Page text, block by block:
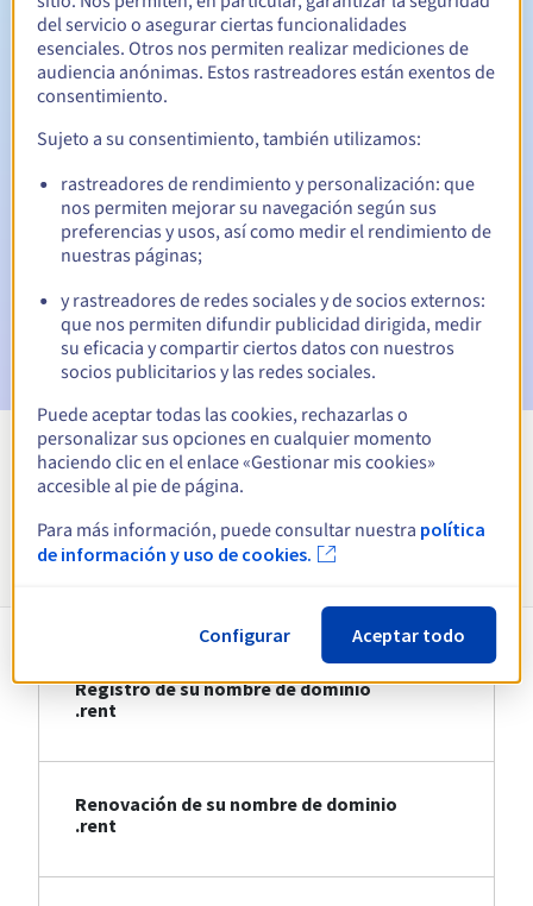
Período de redención 30 días
Notificaciones automáticas:
Emails de aviso:60, 30, 15, 7 y 3 días antes de la fecha de
vencimiento
Email el día del vencimiento
del nombre de dominio
Email tras el Redemption Grace Periodpara notificar la
eliminación del nombre de dominio
Ver todas las extensiones
Información sobre .rent
Registro de su nombre de dominio
.rent
Renovación de su nombre de dominio
.rent
del servicio o asegurar ciertas funcionalidades
esenciales. Otros nos permiten realizar mediciones de
audiencia anónimas. Estos rastreadores están exentos de
consentimiento.
Sujeto a su consentimiento, también utilizamos:
rastreadores de rendimiento y personalización: que
nos permiten mejorar su navegación según sus
preferencias y usos, así como medir el rendimiento de
nuestras páginas;
y rastreadores de redes sociales y de socios externos:
que nos permiten difundir publicidad dirigida, medir
su eficacia y compartir ciertos datos con nuestros
socios publicitarios y las redes sociales.
Puede aceptar todas las cookies, rechazarlas o
personalizar sus opciones en cualquier momento
haciendo clic en el enlace «Gestionar mis cookies»
accesible al pie de página.
Para más información, puede consultar nuestra política
de información y uso de cookies.
Configurar Aceptar todo